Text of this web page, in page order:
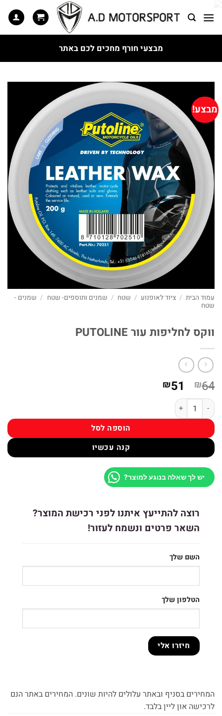
מבצעי חורף מחכים לכם באתר
מבצע!
עמוד הבית / ציוד לאופנוע / שטח / שמנים ותוספים- שטח / שמנים -
שטח
ווקס לחליפות עור PUTOLINE
₪64 המחיר
המקורי
היה:
₪64.
₪51
₪51.
כמות של ווקס לחליפות עור PUTOLINE
הוספה לסל
קנה עכשיו
יש לך שאלה בנוגע למוצר?
רוצה להתייעץ איתנו לפני רכישת המוצר?
השאר פרטים ונשמח לעזור!
השם שלך
הטלפון שלך
המחירים בסניף ובאתר עלולים להיות שונים. המחירים באתר הנם
לרכישה און ליין בלבד.